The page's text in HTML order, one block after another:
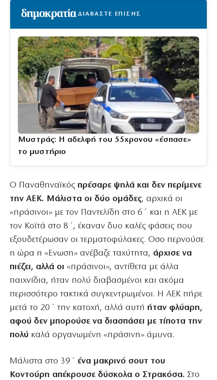
ΔΙΑΒΑΣΤΕ ΕΠΙΣΗΣ
Μυστράς: Η αδελφή του 55χρονου «έσπασε»
το μυστήριο
Ο Παναθηναϊκός πρέσαρε ψηλά και δεν περίμενε
την ΑΕΚ. Μάλιστα οι δύο ομάδες, αρχικά οι
«πράσινοι» με τον Παντελίδη στο 6΄ και η ΑΕΚ με
τον Κοϊτά στο 8΄, έκαναν δυο καλές φάσεις που
εξουδετέρωσαν οι τερματοφύλακες. Οσο περνούσε
η ώρα η «Ενωση» ανέβαζε ταχύτητα, άρχισε να
πιέζει, αλλά οι «πράσινοι», αντίθετα με άλλα
παιχνίδια, ήταν πολύ διαβασμένοι και ακόμα
περισσότερο τακτικά συγκεντρωμένοι. Η ΑΕΚ πήρε
μετά το 20΄ την κατοχή, αλλά αυτή ήταν φλύαρη,
αφού δεν μπορούσε να διασπάσει με τίποτα την
πολύ καλά οργανωμένη «πράσινη» άμυνα.
Μάλιστα στο 39΄ ένα μακρινό σουτ του
Κοντούρη απέκρουσε δύσκολα ο Στρακόσα. Στο